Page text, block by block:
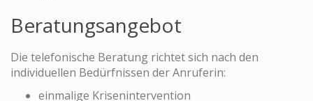
Beratungsangebot
Die telefonische Beratung richtet sich nach den
individuellen Bedürfnissen der Anruferin:
einmalige Krisenintervention